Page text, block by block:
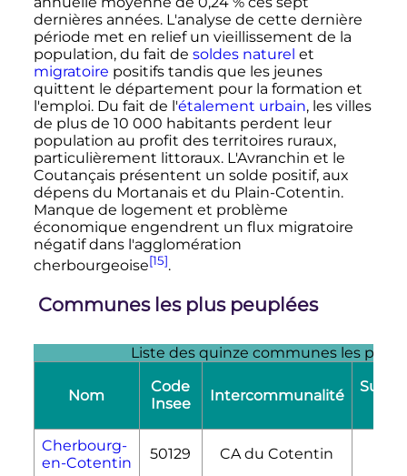
dernières années. L'analyse de cette dernière
période met en relief un vieillissement de la
population, du fait de soldes naturel et
migratoire positifs tandis que les jeunes
quittent le département pour la formation et
l'emploi. Du fait de l'étalement urbain, les villes
de plus de 10 000 habitantsperdent leur
population au profit des territoires ruraux,
particulièrement littoraux. L'Avranchin et le
Coutançais présentent un solde positif, aux
dépens du Mortanais et du Plain-Cotentin.
Manque de logement et problème
économique engendrent un flux migratoire
négatif dans l'agglomération
cherbourgeoise[15].
Communes les plus peuplées
Liste des quinze communes les
Nom
Code
Insee
Intercommunalité
Cherbourg-
en-Cotentin
50129 CA du Cotentin